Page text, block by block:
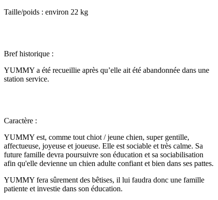
Taille/poids : environ 22 kg
Bref historique :
YUMMY a été recueillie après qu’elle ait été abandonnée dans une
station service.
Caractère :
YUMMY est, comme tout chiot / jeune chien, super gentille,
affectueuse, joyeuse et joueuse. Elle est sociable et très calme. Sa
future famille devra poursuivre son éducation et sa sociabilisation
afin qu'elle devienne un chien adulte confiant et bien dans ses pattes.
YUMMY fera sûrement des bêtises, il lui faudra donc une famille
patiente et investie dans son éducation.